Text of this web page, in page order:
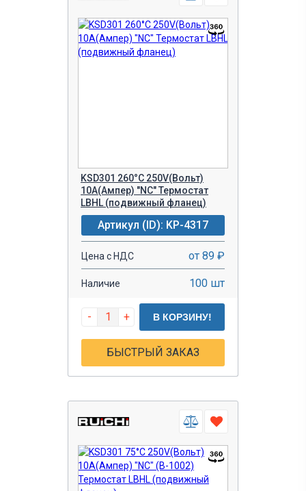
KSD301 260°C 250V(Вольт)
10A(Ампер) "NC" Термостат
LBHL (подвижный фланец)
Артикул (ID): KP-4317
Цена с НДС от 89 ₽
Наличие 100 шт
- + В КОРЗИНУ!
БЫСТРЫЙ ЗАКАЗ